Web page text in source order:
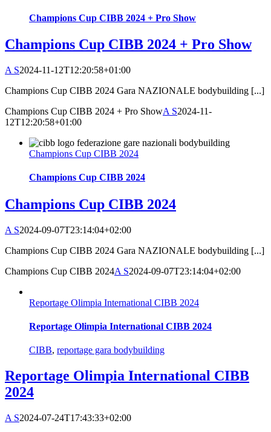
Champions Cup CIBB 2024 + Pro Show
Champions Cup CIBB 2024 + Pro Show
A S2024-11-12T12:20:58+01:00
Champions Cup CIBB 2024 Gara NAZIONALE bodybuilding [...]
Champions Cup CIBB 2024 + Pro ShowA S2024-11-
12T12:20:58+01:00
Champions Cup CIBB 2024
Champions Cup CIBB 2024
Champions Cup CIBB 2024
A S2024-09-07T23:14:04+02:00
Champions Cup CIBB 2024 Gara NAZIONALE bodybuilding [...]
Champions Cup CIBB 2024A S2024-09-07T23:14:04+02:00
Reportage Olimpia International CIBB 2024
Reportage Olimpia International CIBB 2024
CIBB, reportage gara bodybuilding
Reportage Olimpia International CIBB
2024
A S2024-07-24T17:43:33+02:00